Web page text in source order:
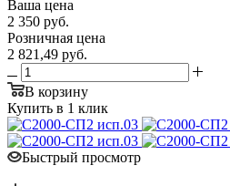
Ваша цена
2 350 руб.
Розничная цена
2 821,49 руб.
В корзину
Купить в 1 клик
Быстрый просмотр